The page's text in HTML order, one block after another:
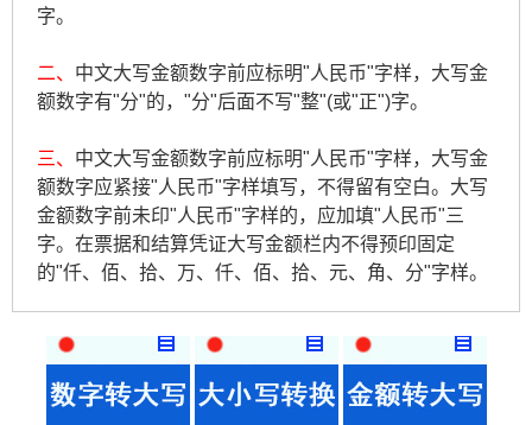
字。
二、 中文大写金额数字前应标明"人民币"字样，大写金
额数字有"分"的，"分"后面不写"整"(或"正")字。
三、 中文大写金额数字前应标明"人民币"字样，大写金
额数字应紧接"人民币"字样填写，不得留有空白。大写
金额数字前未印"人民币"字样的，应加填"人民币"三
字。在票据和结算凭证大写金额栏内不得预印固定
的"仟、佰、拾、万、仟、佰、拾、元、角、分"字样。